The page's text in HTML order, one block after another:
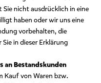
nicht ausdrücklich in eine
haben oder wir uns eine
vorbehalten, die
in dieser Erklärung
an Bestandskunden
Kauf von Waren bzw.